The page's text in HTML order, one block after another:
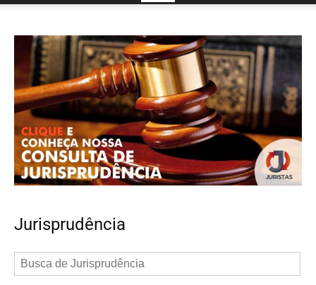
Jurisprudência